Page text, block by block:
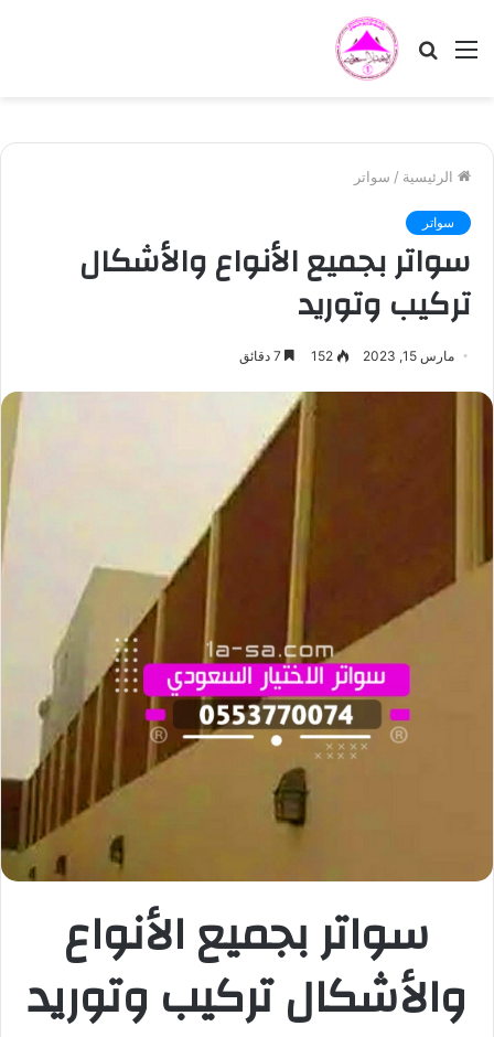
القائمة بحث
الرئيسية / سواتر
سواتر
سواتر بجميع الأنواع والأشكال
تركيب وتوريد
مارس 15, 2023 152
سواتر بجميع الأنواع
والأشكال تركيب وتوريد